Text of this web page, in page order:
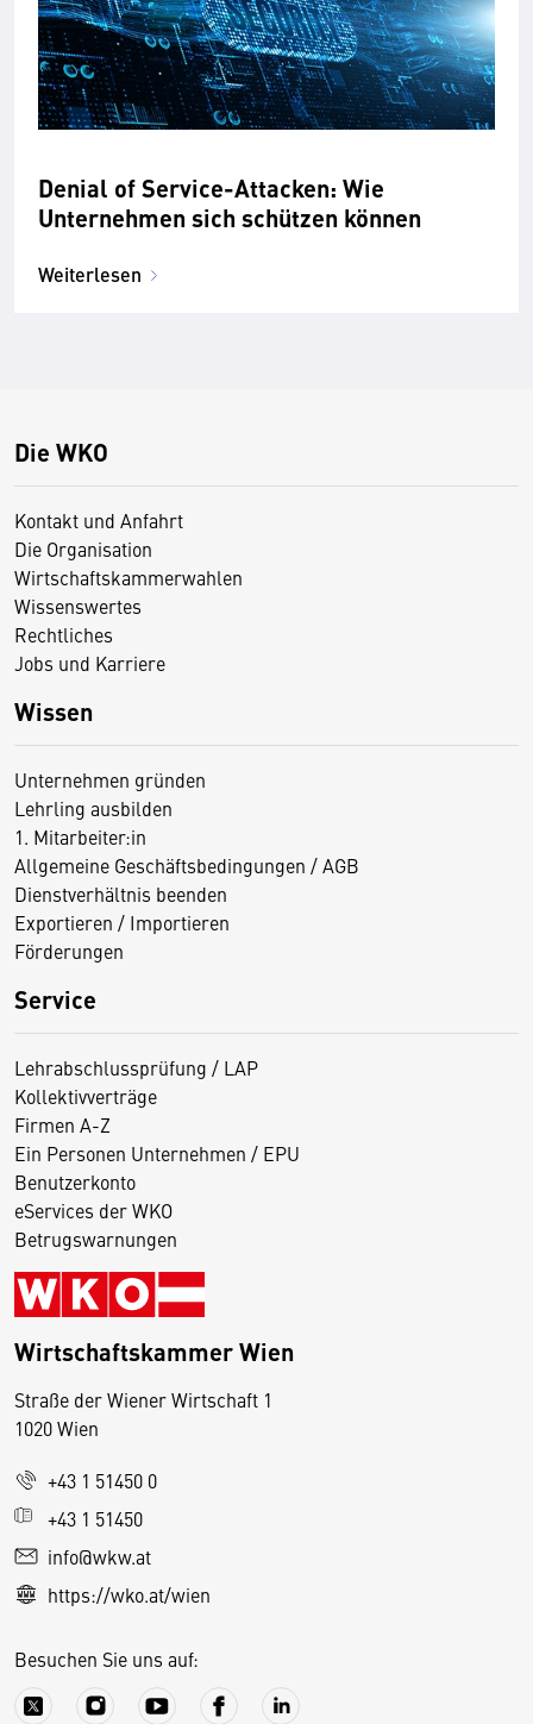
Denial of Service-Attacken: Wie
Unternehmen sich schützen können
Weiterlesen
Die WKO
Kontakt und Anfahrt
Die Organisation
Wirtschaftskammerwahlen
Wissenswertes
Rechtliches
Jobs und Karriere
Wissen
Unternehmen gründen
Lehrling ausbilden
1. Mitarbeiter:in
Allgemeine Geschäftsbedingungen / AGB
Dienstverhältnis beenden
Exportieren / Importieren
Förderungen
Service
Lehrabschlussprüfung / LAP
Kollektivverträge
Firmen A-Z
Ein Personen Unternehmen / EPU
Benutzerkonto
eServices der WKO
Betrugswarnungen
Wirtschaftskammer Wien
Straße der Wiener Wirtschaft 1
1020 Wien
+43 1 51450 0
+43 1 51450
info@wkw.at
https://wko.at/wien
Besuchen Sie uns auf:
D
e
s
S
e